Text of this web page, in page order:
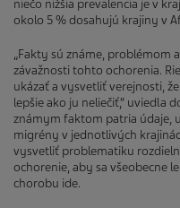
niečo nižšia prevalencia je v
okolo 5 % dosahujú krajiny v
„Fakty sú známe, problémom
závažnosti tohto ochorenia.
ukázať a vysvetliť verejnosti,
lepšie ako ju neliečiť,“ uviedla
známym faktom patria údaje,
migrény v jednotlivých
vysvetliť problematiku
ochorenie, aby sa všeobecne
chorobu ide.